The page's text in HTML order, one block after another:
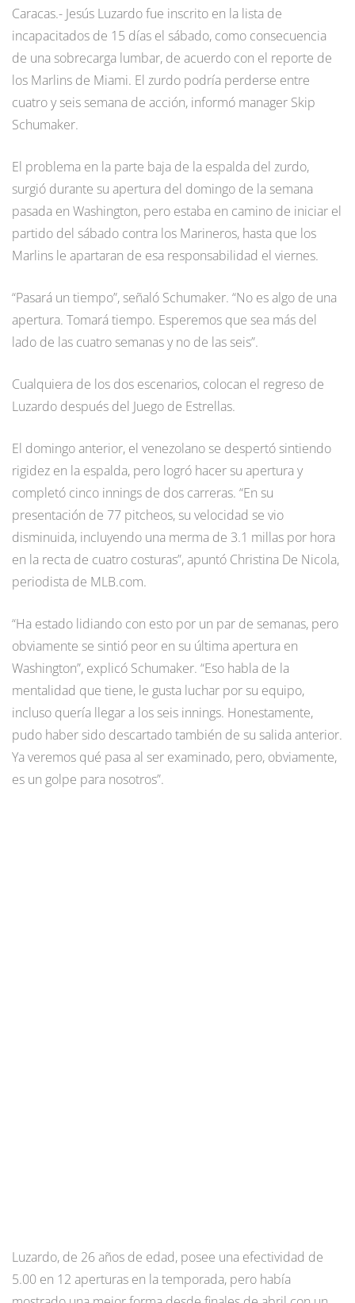
Caracas.- Jesús Luzardo fue inscrito en la lista de
incapacitados de 15 días el sábado, como consecuencia
de una sobrecarga lumbar, de acuerdo con el reporte de
los Marlins de Miami. El zurdo podría perderse entre
cuatro y seis semana de acción, informó manager Skip
Schumaker.
El problema en la parte baja de la espalda del zurdo,
surgió durante su apertura del domingo de la semana
pasada en Washington, pero estaba en camino de iniciar el
partido del sábado contra los Marineros, hasta que los
Marlins le apartaran de esa responsabilidad el viernes.
“Pasará un tiempo”, señaló Schumaker. “No es algo de una
apertura. Tomará tiempo. Esperemos que sea más del
lado de las cuatro semanas y no de las seis”.
Cualquiera de los dos escenarios, colocan el regreso de
Luzardo después del Juego de Estrellas.
El domingo anterior, el venezolano se despertó sintiendo
rigidez en la espalda, pero logró hacer su apertura y
completó cinco innings de dos carreras. “En su
presentación de 77 pitcheos, su velocidad se vio
disminuida, incluyendo una merma de 3.1 millas por hora
en la recta de cuatro costuras”, apuntó Christina De Nicola,
periodista de MLB.com.
“Ha estado lidiando con esto por un par de semanas, pero
obviamente se sintió peor en su última apertura en
Washington”, explicó Schumaker. “Eso habla de la
mentalidad que tiene, le gusta luchar por su equipo,
incluso quería llegar a los seis innings. Honestamente,
pudo haber sido descartado también de su salida anterior.
Ya veremos qué pasa al ser examinado, pero, obviamente,
es un golpe para nosotros”.
Luzardo, de 26 años de edad, posee una efectividad de
5.00 en 12 aperturas en la temporada, pero había